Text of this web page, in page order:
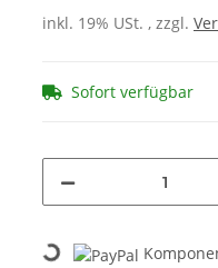
inkl. 19% USt. , zzgl.
Sofort verfügbar
Loading...